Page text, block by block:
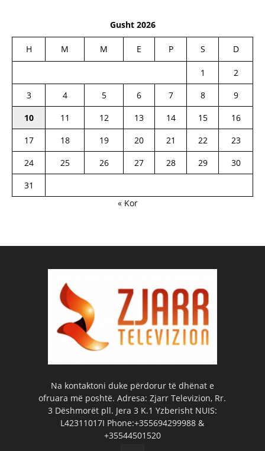
Gusht 2026
H M M E P S D
1
2
3
4 5 6 7 8
9
10
11 12 13 14 15
16
17
18 19 20 21 22
23
24
25 26 27 28 29
30
31
« Kor
Na kontaktoni duke përdorur të dhënat e
ofruara më poshtë. Adresa: Zjarr Televizion, Rr.
3 Dëshmorët pll. Jera 3 K.1 Yzberisht NUIS:
L42311017I Phone:+355694299988 &
+35544501520